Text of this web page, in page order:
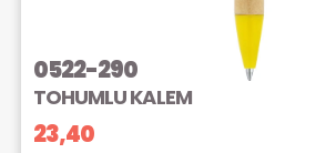
0522-290
TOHUMLU KALEM
23,40